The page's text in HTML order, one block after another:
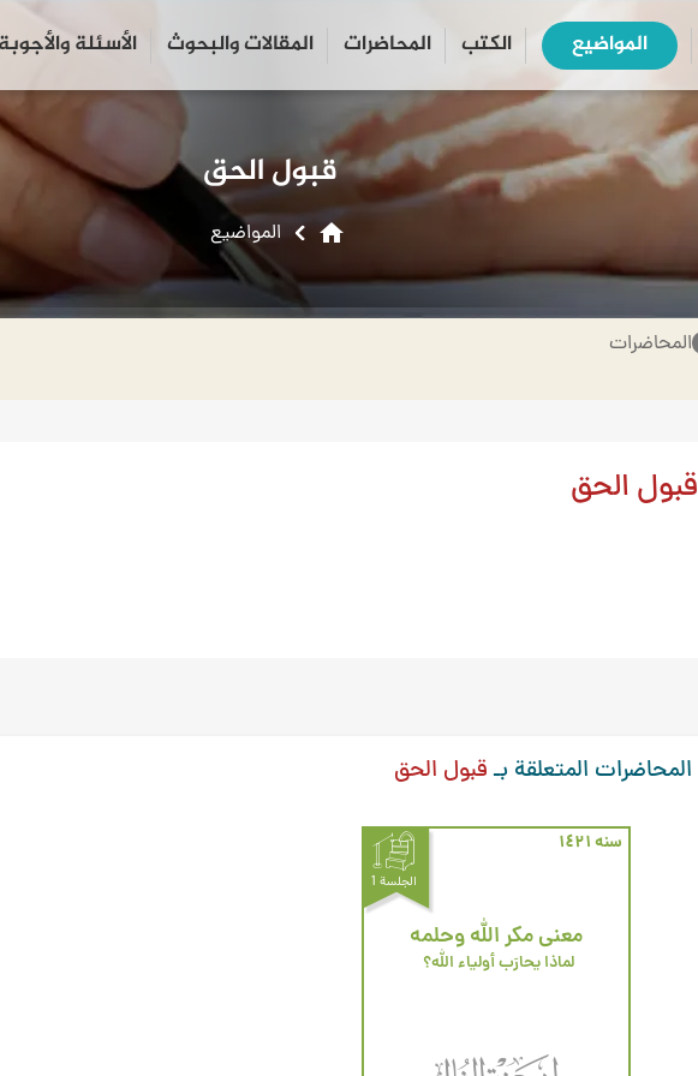
المواضیع الكتب المحاضرات المقالات والبحوث الأسئلة والأجوبة search
close
قبول الحق
home المواضیع
المحاضرات
قبول الحق
المحاضرات المتعلقة بـقبول الحق
سنه ۱٤۲۱
الجلسة 1
معنى مكر الله وحلمه
لماذا يحارَب أولياء الله؟